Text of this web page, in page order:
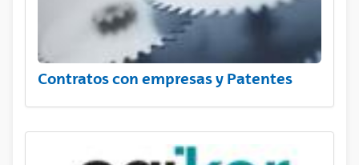
Contratos con empresas y Patentes